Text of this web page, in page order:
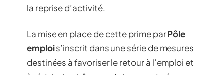
la reprise d’activité.
La mise en place de cette prime parPôle
emplois’inscrit dans une série de mesures
destinées à favoriser le retour à l’emploi et